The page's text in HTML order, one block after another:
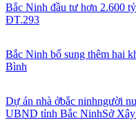
Bắc Ninh đầu tư hơn 2.600
ĐT.293
Bắc Ninh bổ sung thêm hai
Bình
Dự án nhà ởbắc ninhngười
UBND tỉnh Bắc NinhSở